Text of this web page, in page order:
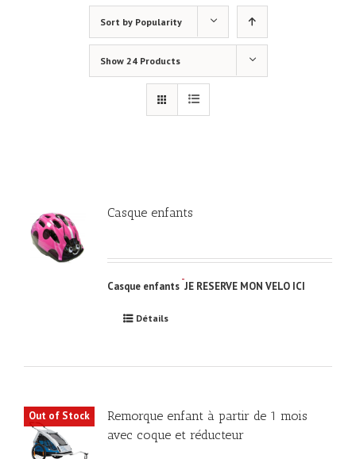
Sort by Popularity
Show 24 Products
Casque enfants
Casque enfants JE RESERVE MON VELO ICI
Détails
Out of Stock
Remorque enfant à partir de 1 mois
avec coque et réducteur